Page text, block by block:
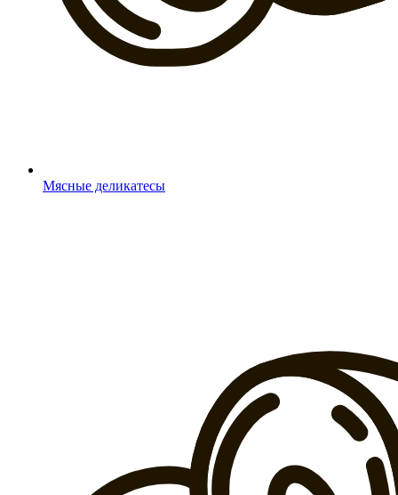
Мясные деликатесы